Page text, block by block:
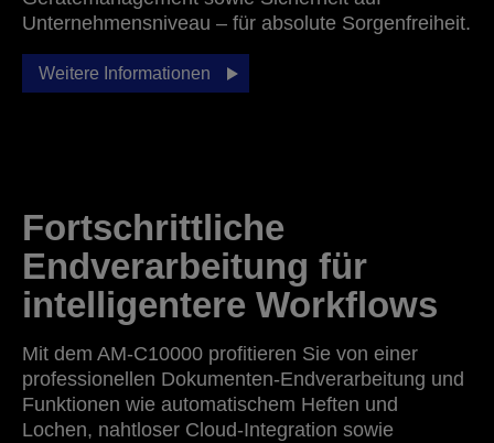
Unternehmensniveau – für absolute Sorgenfreiheit.
Weitere Informationen
Fortschrittliche
Endverarbeitung für
intelligentere Workflows
Mit dem AM-C10000 profitieren Sie von einer
professionellen Dokumenten-Endverarbeitung und
Funktionen wie automatischem Heften und
Lochen, nahtloser Cloud-Integration sowie